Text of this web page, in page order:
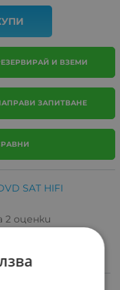
И ВЗЕМИ
ЗАПИТВАНЕ
SAT HIFI
2 оценки